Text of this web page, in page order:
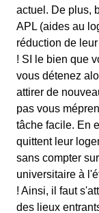
actuel. De plus,
APL (aides au
réduction de
! SI le bien que
vous détenez
attirer de
pas vous
tâche facile. En
quittent leur
sans compter
universitaire à
! Ainsi, il faut
des lieux